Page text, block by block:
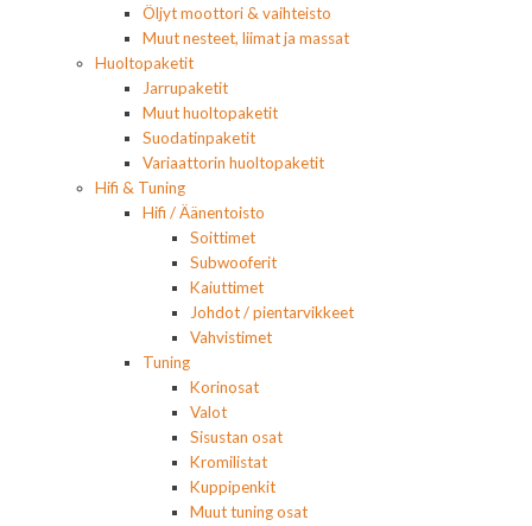
Öljyt moottori & vaihteisto
Muut nesteet, liimat ja massat
Huoltopaketit
Jarrupaketit
Muut huoltopaketit
Suodatinpaketit
Variaattorin huoltopaketit
Hifi & Tuning
Hifi / Äänentoisto
Soittimet
Subwooferit
Kaiuttimet
Johdot / pientarvikkeet
Vahvistimet
Tuning
Korinosat
Valot
Sisustan osat
Kromilistat
Kuppipenkit
Muut tuning osat